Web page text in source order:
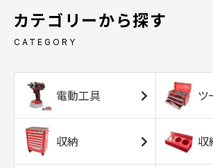
カテゴリーから探す
CATEGORY
電動工具 ツ
収納 収